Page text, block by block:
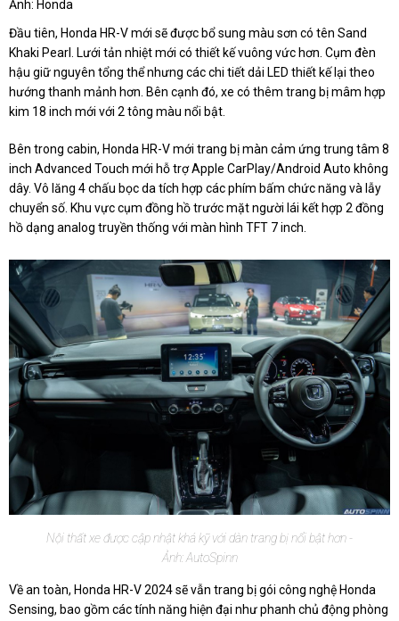
Ảnh: Honda
Đầu tiên, Honda HR-V mới sẽ được bổ sung màu sơn có tên Sand
Khaki Pearl. Lưới tản nhiệt mới có thiết kế vuông vức hơn. Cụm đèn
hậu giữ nguyên tổng thể nhưng các chi tiết dải LED thiết kế lại theo
hướng thanh mảnh hơn. Bên cạnh đó, xe có thêm trang bị mâm hợp
kim 18 inch mới với 2 tông màu nổi bật.
Bên trong cabin, Honda HR-V mới trang bị màn cảm ứng trung tâm 8
inch Advanced Touch mới hỗ trợ Apple CarPlay/Android Auto không
dây. Vô lăng 4 chấu bọc da tích hợp các phím bấm chức năng và lẫy
chuyển số. Khu vực cụm đồng hồ trước mặt người lái kết hợp 2 đồng
hồ dạng analog truyền thống với màn hình TFT 7 inch.
Nội thất xe được cập nhật khá kỹ với dàn trang bị nổi bật hơn -
Ảnh: AutoSpinn
Về an toàn, Honda HR-V 2024 sẽ vẫn trang bị gói công nghệ Honda
Sensing, bao gồm các tính năng hiện đại như phanh chủ động phòng